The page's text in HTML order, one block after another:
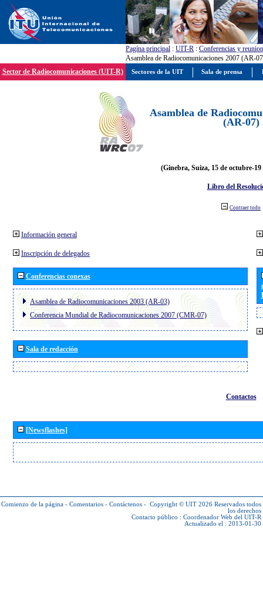
Pagína principal : UIT-R : Conferencias y
Asamblea de Radiocomunicaciones 2007 (AR-
Sector de Radiocomunicaciones (UIT-R)
Asamblea de
(AR-07)
(Ginebra, Suiza, 15 de octubre-19
Libro del
Contraer todo
Información general
Inscripción de delegados
Conferencias conexas
Asamblea de Radiocomunicaciones 2003 (AR-03)
Conferencia Mundial de Radiocomunicaciones 2007 (CMR-07)
Sala de redacción
Contactos
[Newsflashes]
Comienzo de la página - Comentarios - Contáctenos - Copyright © UIT 2026 Reservados todos
los derechos
Contacto público : Coordenador Web del UIT-R
Actualizado el : 2013-01-30
Sectores de la UIT Sala de prensa